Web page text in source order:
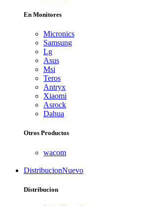
En Monitores
Micronics
Samsung
Lg
Asus
Msi
Teros
Antryx
Xiaomi
Asrock
Dahua
Otros Productos
wacom
DistribucionNuevo
Distribucion